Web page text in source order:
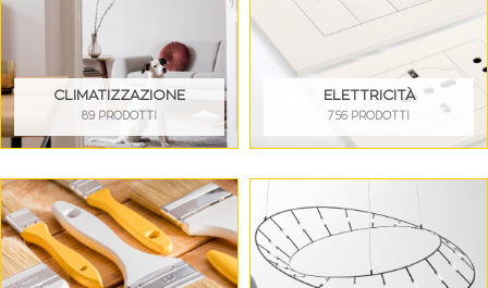
CLIMATIZZAZIONE
89 PRODOTTI
ELETTRICITÀ
756 PRODOTTI